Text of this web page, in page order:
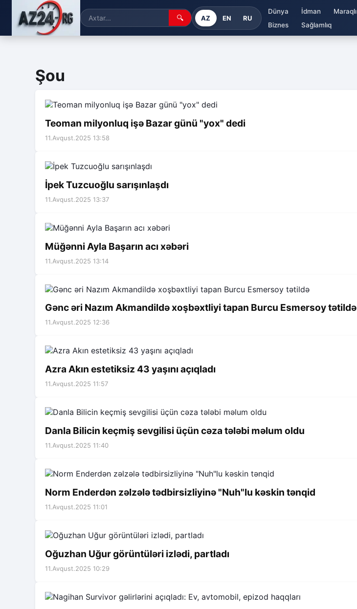
🔍 AZ EN RU
Dünya İdman Maraqlı
Biznes
Sağlamlıq
Şou
Teoman milyonluq işə Bazar günü "yox" dedi
11.Avqust.2025 13:58
İpek Tuzcuoğlu sarışınlaşdı
11.Avqust.2025 13:37
Müğənni Ayla Başarın acı xəbəri
11.Avqust.2025 13:14
Gənc əri Nazım Akmandildə xoşbəxtliyi tapan Burcu Esmersoy tətildə
11.Avqust.2025 12:36
Azra Akın estetiksiz 43 yaşını açıqladı
11.Avqust.2025 11:57
Danla Bilicin keçmiş sevgilisi üçün cəza tələbi məlum oldu
11.Avqust.2025 11:40
Norm Enderdən zəlzələ tədbirsizliyinə "Nuh"lu kəskin tənqid
11.Avqust.2025 11:01
Oğuzhan Uğur görüntüləri izlədi, partladı
11.Avqust.2025 10:29